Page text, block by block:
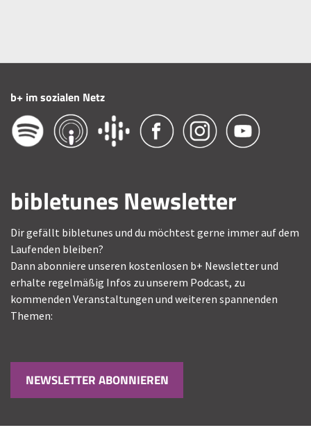
b+ im sozialen Netz
bibletunes Newsletter
Dir gefällt bibletunes und du möchtest gerne immer auf dem
Laufenden bleiben?
Dann abonniere unseren kostenlosen b+ Newsletter und
erhalte regelmäßig Infos zu unserem Podcast, zu
kommenden Veranstaltungen und weiteren spannenden
Themen:
NEWSLETTER ABONNIEREN